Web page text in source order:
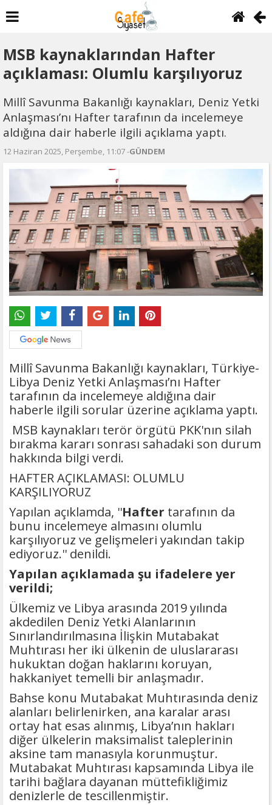
MSB kaynaklarından Hafter
açıklaması: Olumlu karşılıyoruz
Millî Savunma Bakanlığı kaynakları, Deniz Yetki
Anlaşması’nı Hafter tarafının da incelemeye
aldığına dair haberle ilgili açıklama yaptı.
12 Haziran 2025, Perşembe, 11:07 -GÜNDEM
Millî Savunma Bakanlığı kaynakları, Türkiye-
Libya Deniz Yetki Anlaşması’nı Hafter
tarafının da incelemeye aldığına dair
haberle ilgili sorular üzerine açıklama yaptı.
MSB kaynakları terör örgütü PKK'nın silah
bırakma kararı sonrası sahadaki son durum
hakkında bilgi verdi.
HAFTER AÇIKLAMASI: OLUMLU
KARŞILIYORUZ
Yapılan açıklamda, ''Hafter tarafının da
bunu incelemeye almasını olumlu
karşılıyoruz ve gelişmeleri yakından takip
ediyoruz.'' denildi.
Yapılan açıklamada şu ifadelere yer
verildi;
Ülkemiz ve Libya arasında 2019 yılında
akdedilen Deniz Yetki Alanlarının
Sınırlandırılmasına İlişkin Mutabakat
Muhtırası her iki ülkenin de uluslararası
hukuktan doğan haklarını koruyan,
hakkaniyet temelli bir anlaşmadır.
Bahse konu Mutabakat Muhtırasında deniz
alanları belirlenirken, ana karalar arası
ortay hat esas alınmış, Libya’nın hakları
diğer ülkelerin maksimalist taleplerinin
aksine tam manasıyla korunmuştur.
Mutabakat Muhtırası kapsamında Libya ile
tarihi bağlara dayanan müttefikliğimiz
denizlerle de tescillenmiştir.